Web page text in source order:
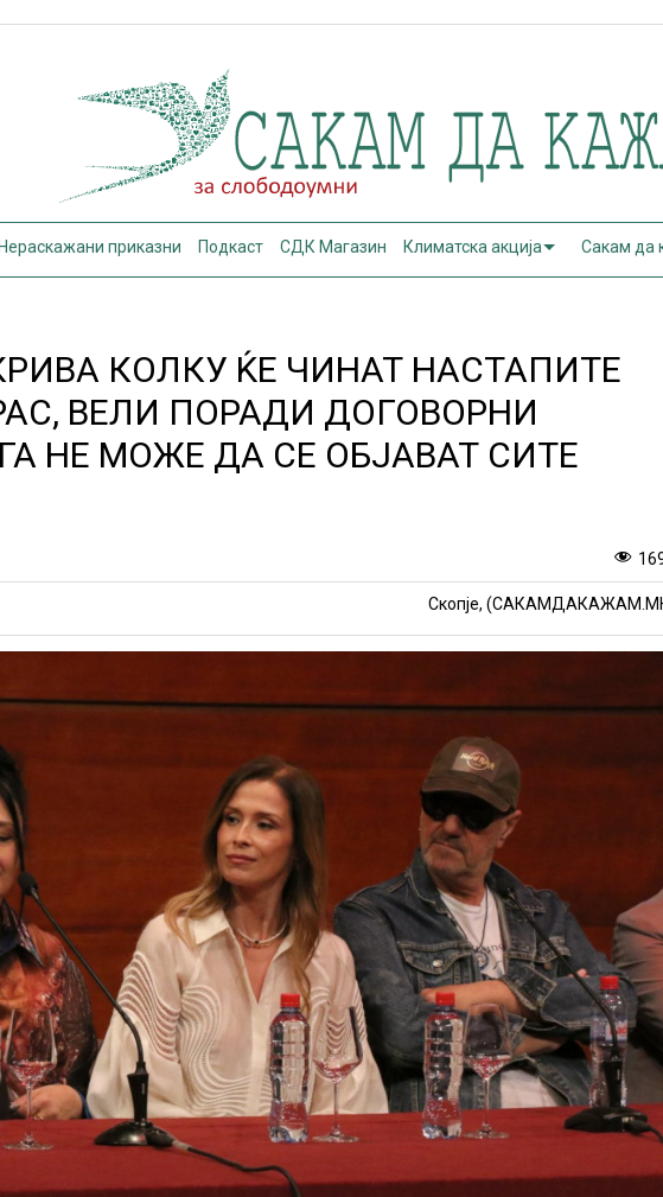
Нераскажани приказни Подкаст СДК Магазин Климатска акција Сакам да
КОЛКУ ЌЕ ЧИНАТ НАСТАПИТЕ
ВЕЛИ ПОРАДИ ДОГОВОРНИ
НЕ МОЖЕ ДА СЕ ОБЈАВАТ СИТЕ
Скопје,